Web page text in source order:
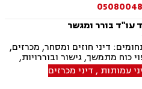
אנרגליה סולרית
עו"ד בורר ומגשר
דיני חוזים ומסחר, מכרזים,
כוח מתמשך, גישור ובוררויות,
מנהלי, מכרזים והתקשרויות,
עמותות , דיני מכרזים